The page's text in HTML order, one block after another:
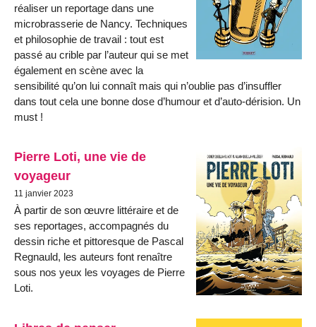
réaliser un reportage dans une
microbrasserie de Nancy. Techniques
et philosophie de travail : tout est
passé au crible par l’auteur qui se met
également en scène avec la
sensibilité qu’on lui connaît mais qui n’oublie pas d’insuffler
dans tout cela une bonne dose d’humour et d’auto-dérision. Un
must !
Pierre Loti, une vie de
voyageur
11 janvier 2023
À partir de son œuvre littéraire et de
ses reportages, accompagnés du
dessin riche et pittoresque de Pascal
Regnauld, les auteurs font renaître
sous nos yeux les voyages de Pierre
Loti.